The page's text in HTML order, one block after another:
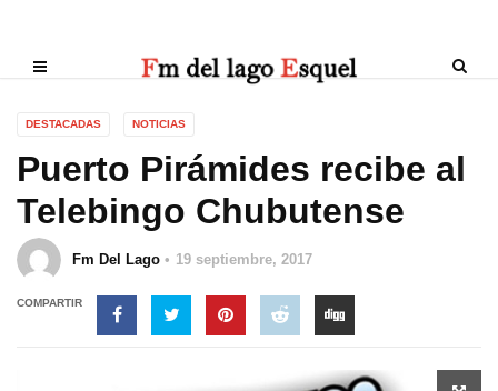
DESTACADAS NOTICIAS
Puerto Pirámides recibe al
Telebingo Chubutense
Fm Del Lago 19 septiembre, 2017
COMPARTIR